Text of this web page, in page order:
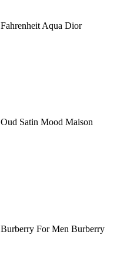
Fahrenheit Aqua Dior
Oud Satin Mood Maison
Burberry For Men Burberry